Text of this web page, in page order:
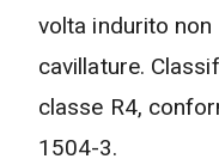
volta indurito
cavillature.
classe R4,
1504-3.